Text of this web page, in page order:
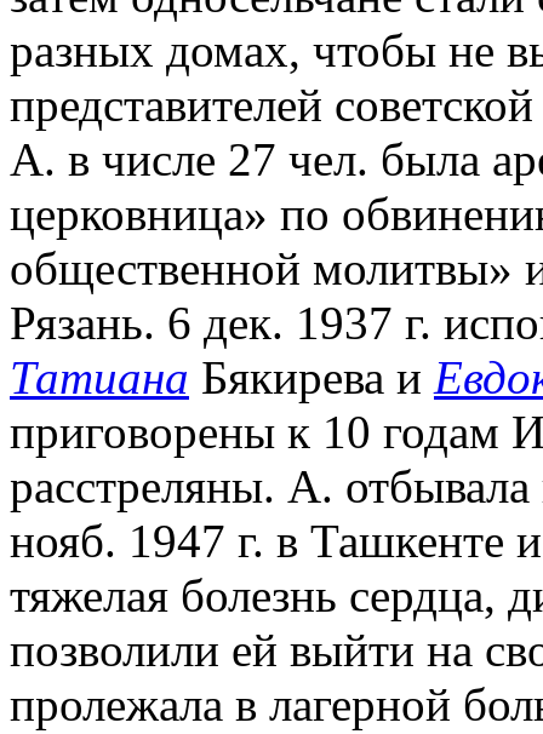
разных домах, чтобы не
представителей
А. в числе 27 чел. была
церковница» по
общественной молитвы»
Рязань. 6 дек. 1937 г.
Татиана Бякирева и
приговорены к 10 годам
расстреляны. А. отбывала
нояб. 1947 г. в Ташкенте
тяжелая болезнь сердца,
позволили ей выйти на
пролежала в лагерной